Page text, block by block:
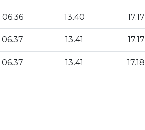
06.36 13.40 17.17
06.37 13.41 17.17
06.37 13.41 17.18